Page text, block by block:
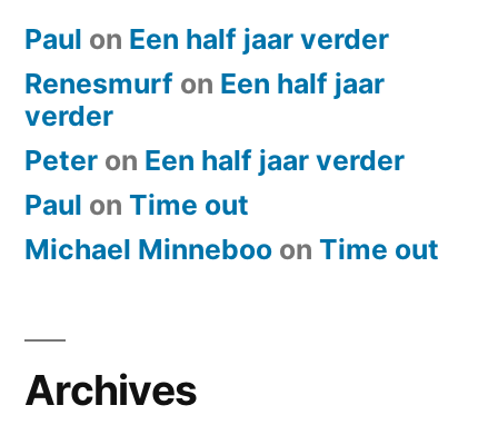
Paul on Een half jaar verder
Renesmurf on Een half jaar
verder
Peter on Een half jaar verder
Paul on ​Time out
Michael Minneboo on ​Time out
Archives